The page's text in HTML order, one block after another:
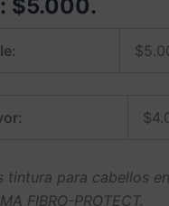
$5.000.
$
$
tintura para cabellos
FIBRO-PROTECT.